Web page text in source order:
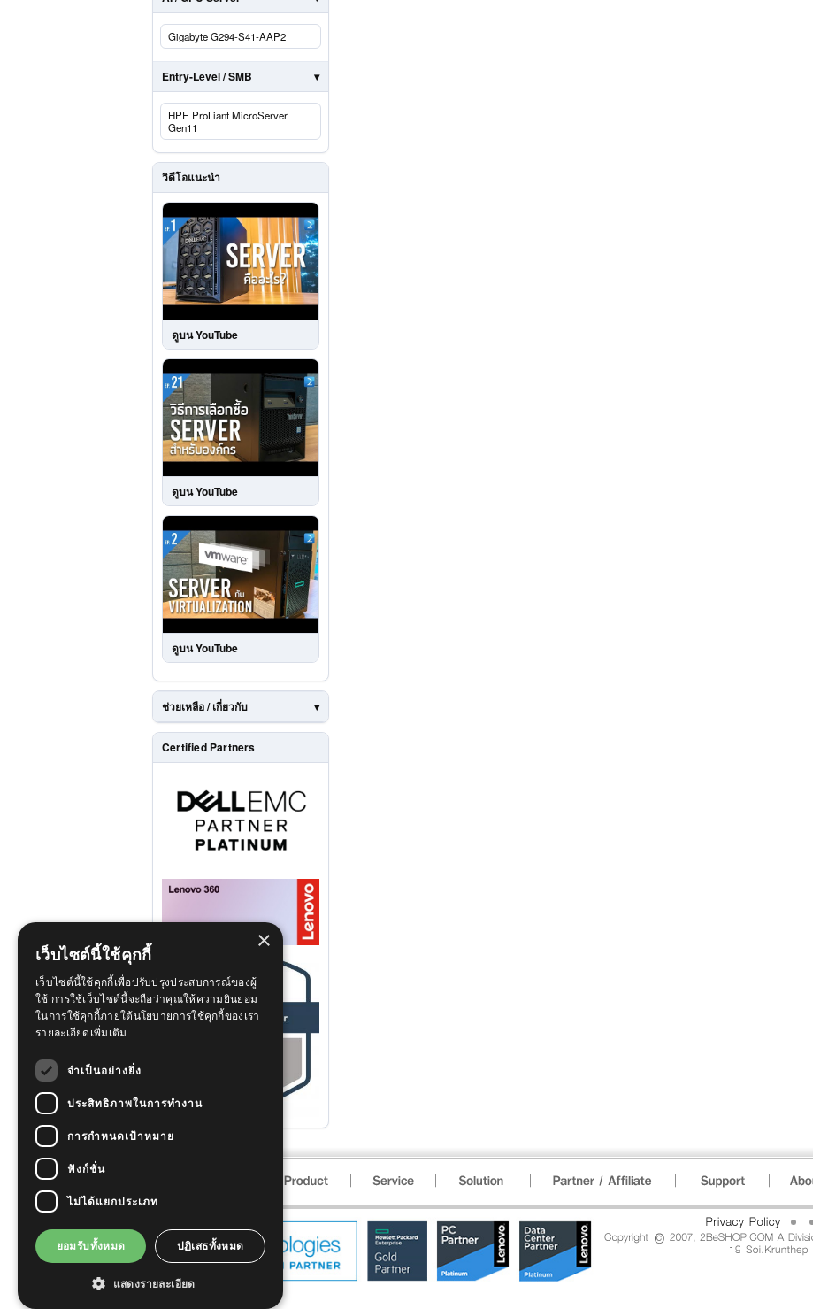
Gigabyte G294-S41-AAP2
Entry-Level / SMB
HPE ProLiant MicroServer
Gen11
วิดีโอแนะนำ
ดูบน YouTube
ดูบน YouTube
ดูบน YouTube
ช่วยเหลือ / เกี่ยวกับ
Certified Partners
×
เว็บไซต์นี้ใช้คุกกี้
เว็บไซต์นี้ใช้คุกกี้เพื่อปรับปรุงประสบการณ์ของผู้
ใช้ การใช้เว็บไซต์นี้จะถือว่าคุณให้ความยินยอม
ในการใช้คุกกี้ภายใต้นโยบายการใช้คุกกี้ของเรา
รายละเอียดเพิ่มเติม
จำเป็นอย่างยิ่ง
ประสิทธิภาพในการทำงาน
การกำหนดเป้าหมาย
ฟังก์ชั่น
ไม่ได้แยกประเภท
ยอมรับทั้งหมด ปฏิเสธทั้งหมด
แสดงรายละเอียด